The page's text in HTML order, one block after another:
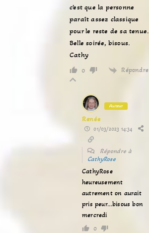
c’est que la personne
paraît assez classique
pour le reste de sa tenue.
Belle soirée, bisous.
Cathy
0 Répondre
Auteur
Renée
01/03/2023 14:34
Répondre à
CathyRose
CathyRose
heureusement
autrement on aurait
pris peur…bisous bon
mercredi
0